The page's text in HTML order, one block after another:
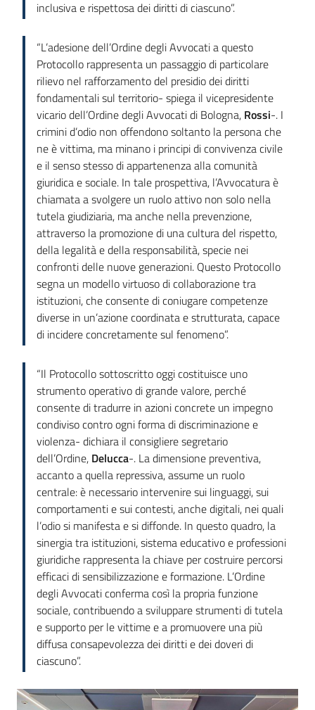
inclusiva e rispettosa dei diritti di ciascuno”.
“L’adesione dell’Ordine degli Avvocati a questo
Protocollo rappresenta un passaggio di particolare
rilievo nel rafforzamento del presidio dei diritti
fondamentali sul territorio- spiega il vicepresidente
vicario dell’Ordine degli Avvocati di Bologna, Rossi-. I
crimini d’odio non offendono soltanto la persona che
ne è vittima, ma minano i principi di convivenza civile
e il senso stesso di appartenenza alla comunità
giuridica e sociale. In tale prospettiva, l’Avvocatura è
chiamata a svolgere un ruolo attivo non solo nella
tutela giudiziaria, ma anche nella prevenzione,
attraverso la promozione di una cultura del rispetto,
della legalità e della responsabilità, specie nei
confronti delle nuove generazioni. Questo Protocollo
segna un modello virtuoso di collaborazione tra
istituzioni, che consente di coniugare competenze
diverse in un’azione coordinata e strutturata, capace
di incidere concretamente sul fenomeno”.
“Il Protocollo sottoscritto oggi costituisce uno
strumento operativo di grande valore, perché
consente di tradurre in azioni concrete un impegno
condiviso contro ogni forma di discriminazione e
violenza- dichiara il consigliere segretario
dell’Ordine, Delucca-. La dimensione preventiva,
accanto a quella repressiva, assume un ruolo
centrale: è necessario intervenire sui linguaggi, sui
comportamenti e sui contesti, anche digitali, nei quali
l’odio si manifesta e si diffonde. In questo quadro, la
sinergia tra istituzioni, sistema educativo e professioni
giuridiche rappresenta la chiave per costruire percorsi
efficaci di sensibilizzazione e formazione. L’Ordine
degli Avvocati conferma così la propria funzione
sociale, contribuendo a sviluppare strumenti di tutela
e supporto per le vittime e a promuovere una più
diffusa consapevolezza dei diritti e dei doveri di
ciascuno”.